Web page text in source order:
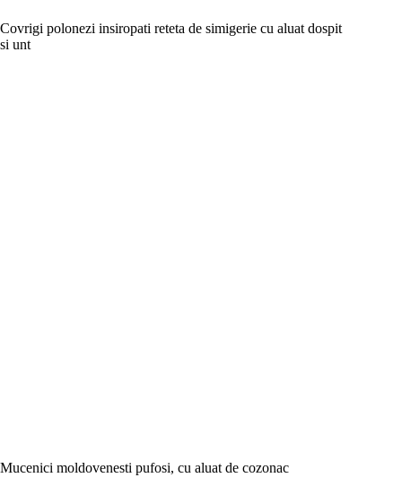
Covrigi polonezi insiropati reteta de simigerie cu aluat dospit
si unt
Mucenici moldovenesti pufosi, cu aluat de cozonac